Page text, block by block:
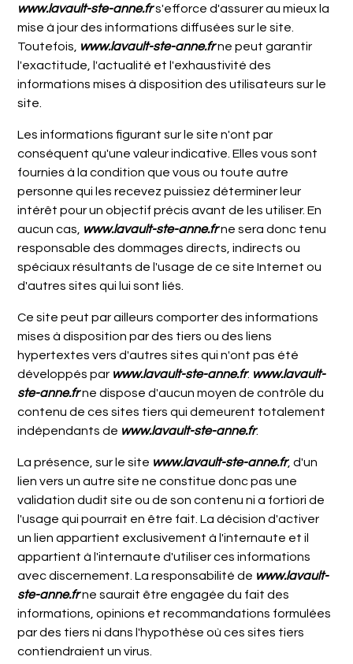
www.lavault-ste-anne.frs'efforce d'assurer au mieux la
mise à jour des informations diffusées sur le site.
Toutefois, www.lavault-ste-anne.frne peut garantir
l'exactitude, l'actualité et l'exhaustivité des
informations mises à disposition des utilisateurs sur le
site.
Les informations figurant sur le site n'ont par
conséquent qu'une valeur indicative. Elles vous sont
fournies à la condition que vous ou toute autre
personne qui les recevez puissiez déterminer leur
intérêt pour un objectif précis avant de les utiliser. En
aucun cas, www.lavault-ste-anne.frne sera donc tenu
responsable des dommages directs, indirects ou
spéciaux résultants de l'usage de ce site Internet ou
d'autres sites qui lui sont liés.
Ce site peut par ailleurs comporter des informations
mises à disposition par des tiers ou des liens
hypertextes vers d'autres sites qui n'ont pas été
développés par www.lavault-ste-anne.fr. www.lavault-
ste-anne.frne dispose d'aucun moyen de contrôle du
contenu de ces sites tiers qui demeurent totalement
indépendants de www.lavault-ste-anne.fr.
La présence, sur le site www.lavault-ste-anne.fr, d'un
lien vers un autre site ne constitue donc pas une
validation dudit site ou de son contenu ni a fortiori de
l'usage qui pourrait en être fait. La décision d'activer
un lien appartient exclusivement à l'internaute et il
appartient à l'internaute d'utiliser ces informations
avec discernement. La responsabilité de www.lavault-
ste-anne.frne saurait être engagée du fait des
informations, opinions et recommandations formulées
par des tiers ni dans l'hypothèse où ces sites tiers
contiendraient un virus.